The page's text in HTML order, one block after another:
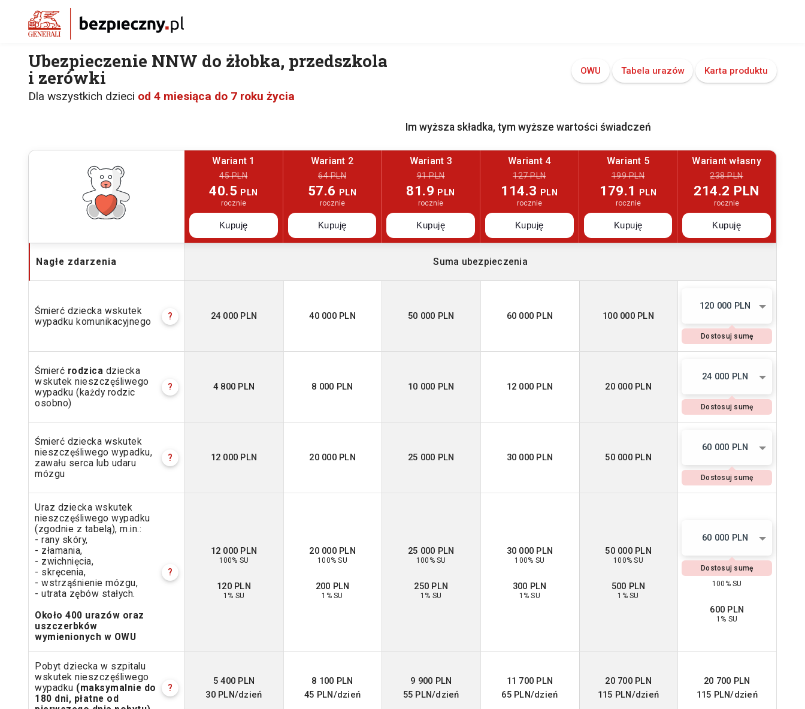
Ubezpieczenie NNW do żłobka, przedszkola
i zerówki
Dla wszystkich dzieci od 4 miesiąca do 7 roku życia
OWU Tabela urazów Karta produktu
Im wyższa składka, tym wyższe wartości świadczeń
Wariant 1
45 PLN
40.5 PLN
rocznie
Kupuję
Wariant 2
64 PLN
57.6 PLN
rocznie
Kupuję
Wariant 3
91 PLN
81.9 PLN
rocznie
Kupuję
Wariant 4
127 PLN
114.3 PLN
rocznie
Kupuję
Wariant 5
199 PLN
179.1 PLN
rocznie
Kupuję
Wariant własny
238 PLN
214.2 PLN
rocznie
Kupuję
Nagłe zdarzenia Suma ubezpieczenia
Śmierć dziecka wskutek
wypadku komunikacyjnego
? 24 000 PLN 40 000 PLN 50 000 PLN 60 000 PLN 100 000 PLN
120 000 PLN
Dostosuj sumę
Śmierć rodzica dziecka
wskutek nieszczęśliwego
wypadku (każdy rodzic
osobno)
? 4 800 PLN 8 000 PLN 10 000 PLN 12 000 PLN 20 000 PLN
24 000 PLN
Dostosuj sumę
Śmierć dziecka wskutek
nieszczęśliwego wypadku,
zawału serca lub udaru
mózgu
? 12 000 PLN 20 000 PLN 25 000 PLN 30 000 PLN 50 000 PLN
60 000 PLN
Dostosuj sumę
Uraz dziecka wskutek
nieszczęśliwego wypadku
(zgodnie z tabelą), m.in.:
- rany skóry,
- złamania,
- zwichnięcia,
- skręcenia,
- wstrząśnienie mózgu,
- utrata zębów stałych.
Około 400 urazów oraz
uszczerbków
wymienionych w OWU
?
12 000 PLN
100% SU
120 PLN
1% SU
20 000 PLN
100% SU
200 PLN
1% SU
25 000 PLN
100% SU
250 PLN
1% SU
30 000 PLN
100% SU
300 PLN
1% SU
50 000 PLN
100% SU
500 PLN
1% SU
60 000 PLN
Dostosuj sumę
100% SU
600 PLN
1% SU
Pobyt dziecka w szpitalu
wskutek nieszczęśliwego
wypadku (maksymalnie do
180 dni, płatne od
?
5 400 PLN
30 PLN/dzień
8 100 PLN
45 PLN/dzień
9 900 PLN
55 PLN/dzień
11 700 PLN
65 PLN/dzień
20 700 PLN
115 PLN/dzień
20 700 PLN
115 PLN/dzień